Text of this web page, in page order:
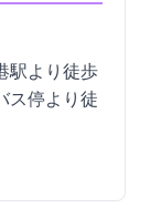
港駅より徒歩
ス停より徒